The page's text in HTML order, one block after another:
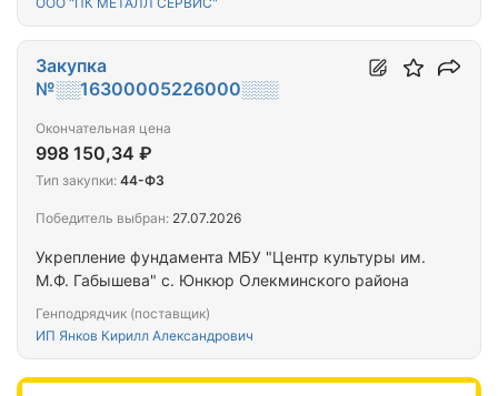
Укрепление фундамента МБУ "Центр культуры им.
М.Ф. Габышева" с. Юнкюр Олекминского района
Генподрядчик (поставщик)
ИП Янков Кирилл Александрович
Закупка
№░░16300005226000░░░
Окончательная цена
998 150,34 ₽
Тип закупки: 44-ФЗ
Победитель выбран: 27.07.2026